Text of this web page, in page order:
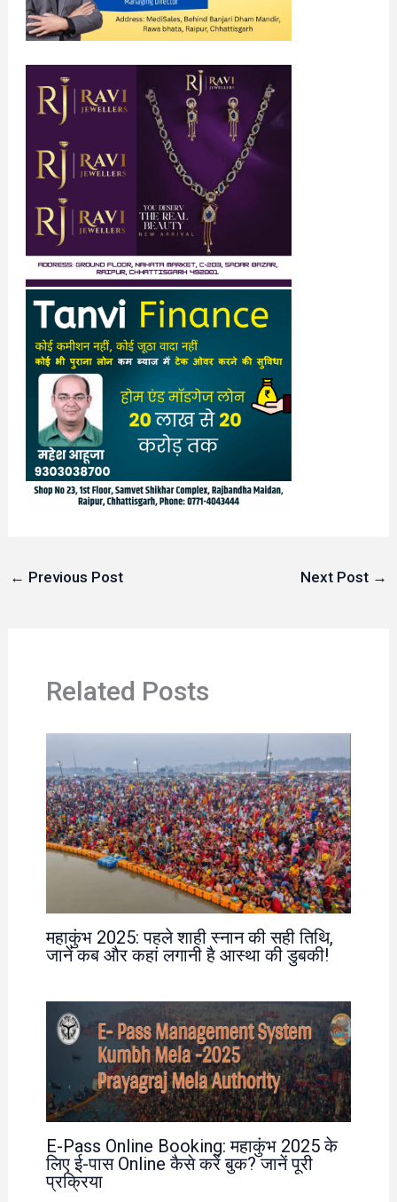
← Previous Post Next Post →
Related Posts
महाकुंभ 2025: पहले शाही स्नान की सही तिथि,
जानें कब और कहां लगानी है आस्था की डुबकी!
E-Pass Online Booking: महाकुंभ 2025 के
लिए ई-पास Online कैसे करें बुक? जानें पूरी
प्रक्रिया